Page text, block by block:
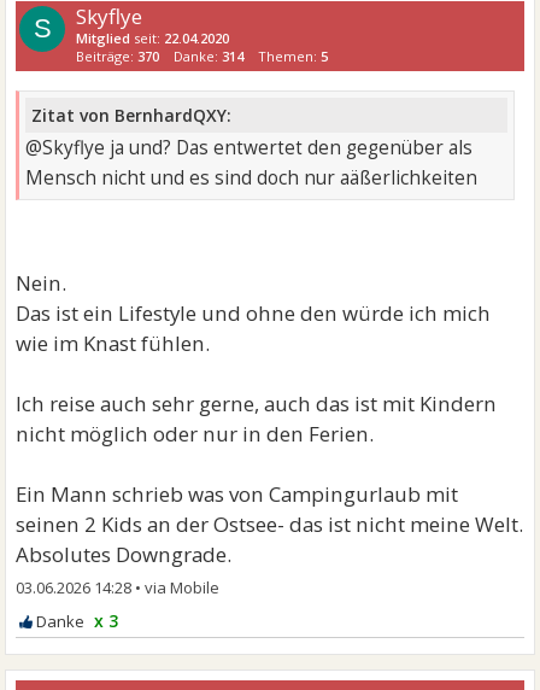
S Skyflye
Mitglied seit: 22.04.2020
Beiträge: 370 Danke: 314 Themen: 5
Zitat von BernhardQXY:
@Skyflye ja und? Das entwertet den gegenüber als
Mensch nicht und es sind doch nur aäßerlichkeiten
Nein.
Das ist ein Lifestyle und ohne den würde ich mich
wie im Knast fühlen.
Ich reise auch sehr gerne, auch das ist mit Kindern
nicht möglich oder nur in den Ferien.
Ein Mann schrieb was von Campingurlaub mit
seinen 2 Kids an der Ostsee- das ist nicht meine Welt.
Absolutes Downgrade.
03.06.2026 14:28 •
x 3